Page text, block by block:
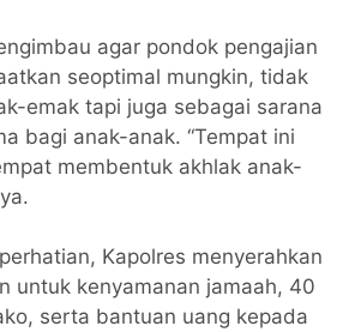
agar pondok pengajian
seoptimal mungkin, tidak
emak tapi juga sebagai sarana
bagi anak-anak. “Tempat ini
membentuk akhlak anak-
Kapolres menyerahkan
untuk kenyamanan jamaah, 40
serta bantuan uang kepada